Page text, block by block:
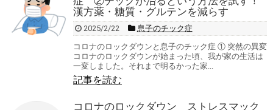
漢方薬・糖質・グルテンを減らす
2025/2/22
息子のチック症
コロナのロックダウンと息子のチック症 ① 突然の異変
コロナのロックダウンが始まった頃、我が家の生活は
一変しました。それまで明るかった家...
記事を読む
コロナのロックダウン ストレスマック